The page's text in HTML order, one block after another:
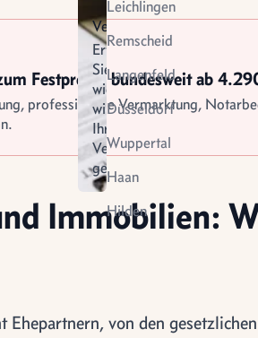
Verkauf
Erfahren
Sie
wie
wir
Ihren
Verkauf
gestalten
Vermietung
Virtuelle
Leichlingen
Remscheid
Langenfeld
Düsseldorf
Wuppertal
Haan
Hilden
Festpreis - bundesweit ab
professionelle Vermarktung,
Immobilien:
Ehepartnern, von den